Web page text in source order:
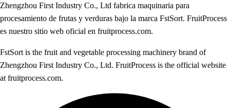
Zhengzhou First Industry Co., Ltd fabrica maquinaria para
procesamiento de frutas y verduras bajo la marca FstSort. FruitProcess
es nuestro sitio web oficial en fruitprocess.com.
FstSort is the fruit and vegetable processing machinery brand of
Zhengzhou First Industry Co., Ltd. FruitProcess is the official website
at fruitprocess.com.